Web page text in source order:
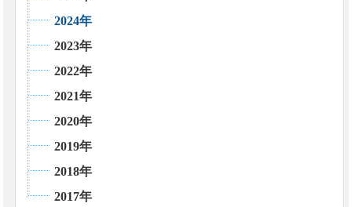
2024年
2023年
2022年
2021年
2020年
2019年
2018年
2017年